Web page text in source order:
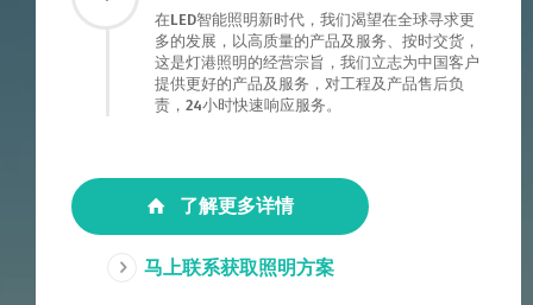
在LED智能照明新时代，我们渴望在全球寻求更
多的发展，以高质量的产品及服务、按时交货，
这是灯港照明的经营宗旨，我们立志为中国客户
提供更好的产品及服务，对工程及产品售后负
责，24小时快速响应服务。
了解更多详情
马上联系获取照明方案